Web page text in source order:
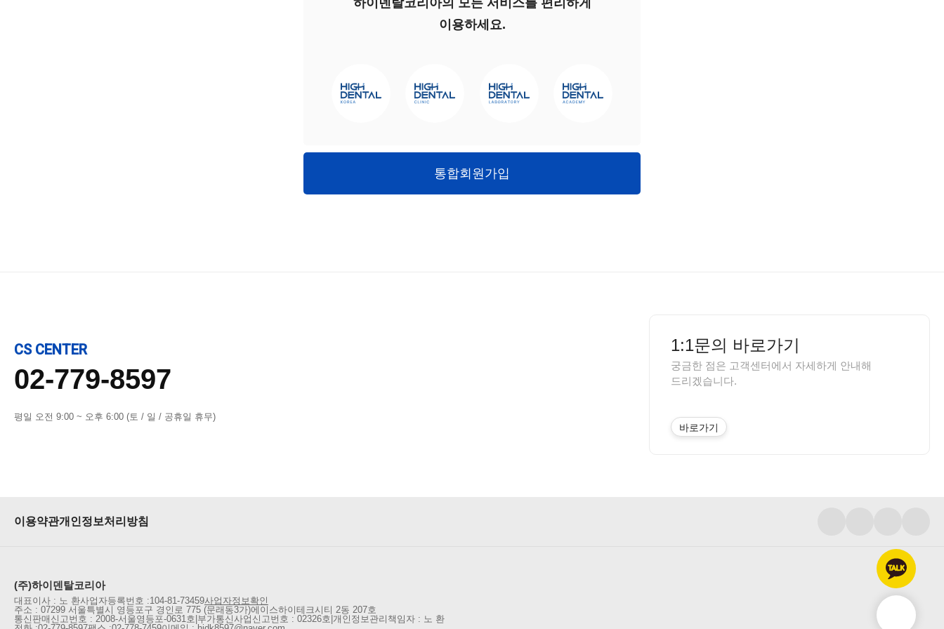
하이덴탈코리아의 모든 서비스를 편리하게
이용하세요.
통합회원가입
CS CENTER
02-779-8597
평일 오전 9:00 ~ 오후 6:00 (토 / 일 / 공휴일 휴무)
1:1문의 바로가기
궁금한 점은 고객센터에서 자세하게 안내해
드리겠습니다.
바로가기
이용약관개인정보처리방침
(주)하이덴탈코리아
대표이사 : 노 환사업자등록번호 :104-81-73459사업자정보확인
주소 : 07299 서울특별시 영등포구 경인로 775 (문래동3가)에이스하이테크시티 2동 207호
통신판매신고번호 : 2008-서울영등포-0631호 부가통신사업신고번호 : 02326호 개인정보관리책임자 : 노 환